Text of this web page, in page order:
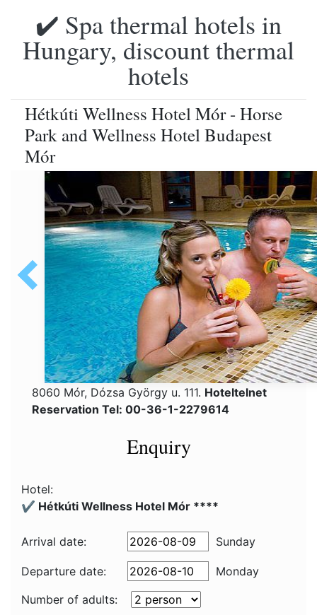
✔️ Spa thermal hotels in
Hungary, discount thermal
hotels
Hétkúti Wellness Hotel Mór - Horse
Park and Wellness Hotel Budapest
Mór
8060 Mór, Dózsa György u. 111. Hoteltelnet
Reservation Tel: 00-36-1-2279614
Enquiry
Hotel:
✔️ Hétkúti Wellness Hotel Mór ****
Arrival date: Sunday
Departure date:
Monday
Number of adults: